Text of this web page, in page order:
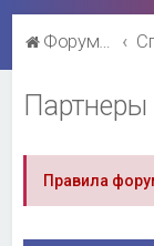
Форум Рено
Партнеры
Правила